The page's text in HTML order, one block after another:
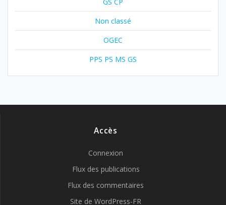
Non classé
OGEC
PPS PS MS GS
Accès
Connexion
Flux des publications
Flux des commentaires
Site de WordPress-FR